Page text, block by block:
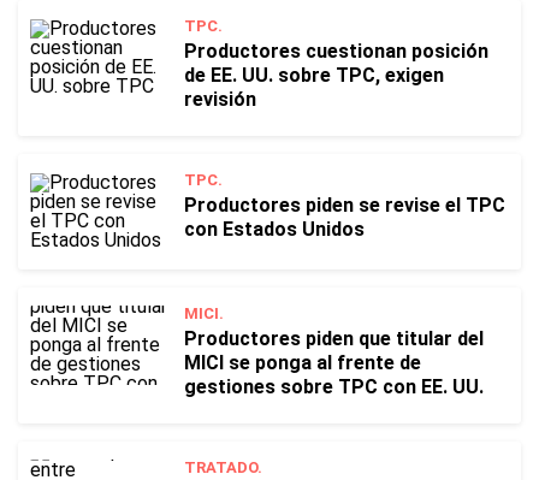
TPC.
Productores cuestionan posición
de EE. UU. sobre TPC, exigen
revisión
TPC.
Productores piden se revise el TPC
con Estados Unidos
MICI.
Productores piden que titular del
MICI se ponga al frente de
gestiones sobre TPC con EE. UU.
TRATADO.